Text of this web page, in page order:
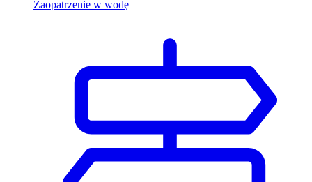
Zaopatrzenie w wodę